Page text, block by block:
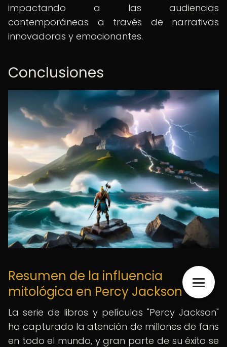
impactando a las audiencias
contemporáneas a través de narrativas
innovadoras y emocionantes.
Conclusiones
Resumen de la influencia
mitológica en Percy Jackson
La serie de libros y películas "Percy Jackson"
ha capturado la atención de millones de fans
en todo el mundo, y gran parte de su éxito se